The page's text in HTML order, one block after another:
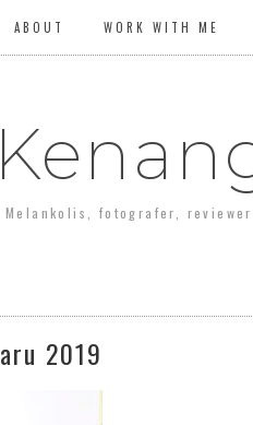
ABOUT WORK WITH ME
fotografer, reviewer
2019